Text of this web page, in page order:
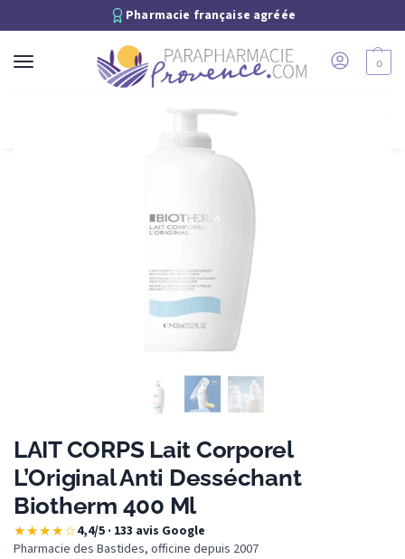
Pharmacie française agréée
0
LAIT CORPS Lait Corporel
L’Original Anti Desséchant
Biotherm 400 Ml
★★★★☆4,4/5 · 133 avis Google·
Pharmacie des Bastides, officine depuis 2007